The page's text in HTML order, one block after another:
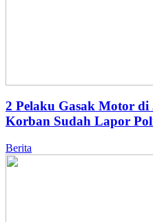
2 Pelaku Gasak Motor
Korban Sudah Lapor
Berita